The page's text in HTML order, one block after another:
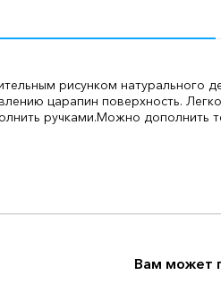
рисунком натурального
царапин поверхность.
ручками.Можно дополнить
Вам может